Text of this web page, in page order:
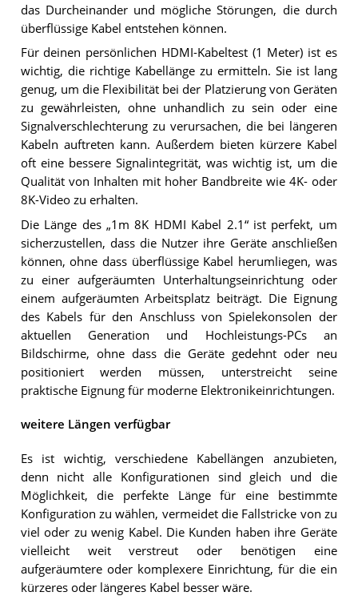
das Durcheinander und mögliche Störungen, die durch
überflüssige Kabel entstehen können.
Für deinen persönlichen HDMI-Kabeltest (1 Meter) ist es
wichtig, die richtige Kabellänge zu ermitteln. Sie ist lang
genug, um die Flexibilität bei der Platzierung von Geräten
zu gewährleisten, ohne unhandlich zu sein oder eine
Signalverschlechterung zu verursachen, die bei längeren
Kabeln auftreten kann. Außerdem bieten kürzere Kabel
oft eine bessere Signalintegrität, was wichtig ist, um die
Qualität von Inhalten mit hoher Bandbreite wie 4K- oder
8K-Video zu erhalten.
Die Länge des „1m 8K HDMI Kabel 2.1“ ist perfekt, um
sicherzustellen, dass die Nutzer ihre Geräte anschließen
können, ohne dass überflüssige Kabel herumliegen, was
zu einer aufgeräumten Unterhaltungseinrichtung oder
einem aufgeräumten Arbeitsplatz beiträgt. Die Eignung
des Kabels für den Anschluss von Spielekonsolen der
aktuellen Generation und Hochleistungs-PCs an
Bildschirme, ohne dass die Geräte gedehnt oder neu
positioniert werden müssen, unterstreicht seine
praktische Eignung für moderne Elektronikeinrichtungen.
weitere Längen verfügbar
Es ist wichtig, verschiedene Kabellängen anzubieten,
denn nicht alle Konfigurationen sind gleich und die
Möglichkeit, die perfekte Länge für eine bestimmte
Konfiguration zu wählen, vermeidet die Fallstricke von zu
viel oder zu wenig Kabel. Die Kunden haben ihre Geräte
vielleicht weit verstreut oder benötigen eine
aufgeräumtere oder komplexere Einrichtung, für die ein
kürzeres oder längeres Kabel besser wäre.